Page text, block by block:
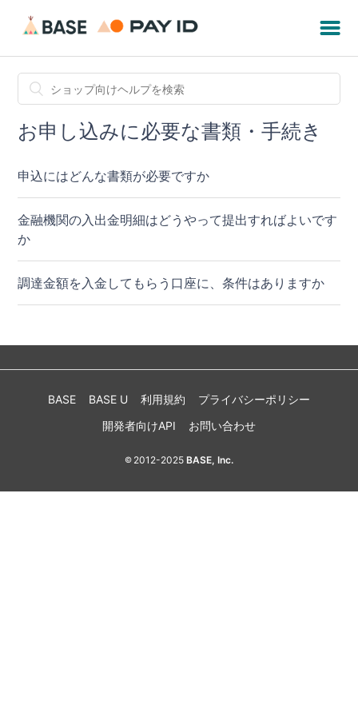
お申し込みに必要な書類・手続き
申込にはどんな書類が必要ですか
金融機関の入出金明細はどうやって提出すればよいです
か
調達金額を入金してもらう口座に、条件はありますか
BASE BASE U 利用規約
プライバシーポリシー
開発者向けAPI
お問い合わせ
© 2012-2025BASE, Inc.